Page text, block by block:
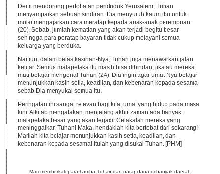
Demi mendorong pertobatan penduduk Yerusalem, Tuhan
menyampaikan sebuah sindiran. Dia menyuruh kaum ibu untuk
mulai mengajarkan cara meratap kepada anak-anak perempuan
(20). Sebab, jumlah kematian yang akan terjadi begitu besar
sehingga para peratap bayaran tidak cukup melayani semua
keluarga yang berduka.
Namun, dalam belas kasihan-Nya, Tuhan juga menawarkan jalan
keluar. Semua malapetaka itu masih bisa dihindari, jikalau mereka
mau belajar mengenal Tuhan (24). Dia ingin agar umat-Nya belajar
menunjukkan kasih setia, keadilan, dan kebenaran kepada sesama
sebab Dia menyukai semua itu.
Peringatan ini sangat relevan bagi kita, umat yang hidup pada masa
kini. Alkitab mengatakan, menjelang akhir zaman ada banyak
malapetaka besar yang akan terjadi. Celakalah mereka yang
meninggalkan Tuhan! Maka, hendaklah kita bertobat dari sekarang!
Marilah kita belajar menunjukkan kasih setia, keadilan, dan
kebenaran kepada sesama! Itulah yang disukai Tuhan. [PHM]
Mari memberkati para hamba Tuhan dan narapidana di banyak daerah